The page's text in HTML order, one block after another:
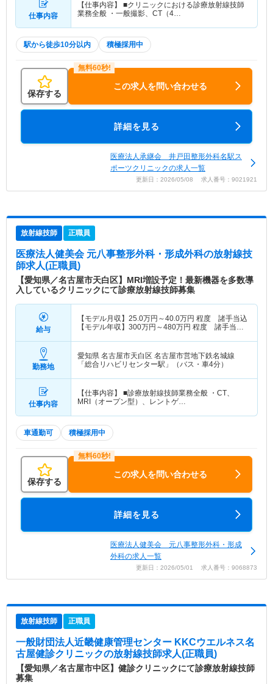
仕事内容
【仕事内容】 ■クリニックにおける診療放射線技師
業務全般 ・一般撮影、CT（4…
駅から徒歩10分以内 積極採用中
保存する
この求人を問い合わせる
詳細を見る
医療法人承継会 井戸田整形外科名駅ス
ポーツクリニックの求人一覧
更新日：2026/05/08 求人番号：9021921
放射線技師 正職員
医療法人健美会 元八事整形外科・形成外科の放射線技
師求人(正職員)
【愛知県／名古屋市天白区】MRI増設予定！最新機器を多数導
入しているクリニックにて診療放射線技師募集
給与
【モデル月収】 25.0万円～40.0万円 程度 諸手当込
【モデル年収】 300万円～480万円 程度 諸手当
勤務地
愛知県 名古屋市天白区 名古屋市営地下鉄名城線
「総合リハビリセンター駅」（バス・車4分）
仕事内容
【仕事内容】 ■診療放射線技師業務全般 ・CT、
MRI（オープン型）、レントゲ…
車通勤可 積極採用中
保存する
この求人を問い合わせる
詳細を見る
医療法人健美会 元八事整形外科・形成
外科の求人一覧
更新日：2026/05/01 求人番号：9068873
放射線技師 正職員
一般財団法人近畿健康管理センター KKCウエルネス名
古屋健診クリニックの放射線技師求人(正職員)
【愛知県／名古屋市中区】健診クリニックにて診療放射線技師
募集